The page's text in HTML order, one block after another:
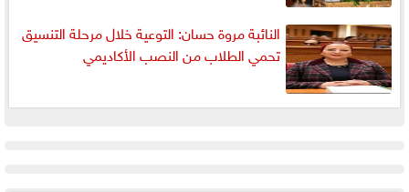
النائبة مروة حسان: التوعية خلال مرحلة التنسيق
تحمي الطلاب من النصب الأكاديمي